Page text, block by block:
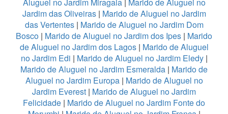
Jardim das Oliveiras| Marido de Aluguel no Jardim
das Vertentes| Marido de Aluguel no Jardim Dom
Bosco | Marido de Aluguel no Jardim dos Ipes | Marido
de Aluguel no Jardim dos Lagos| Marido de Aluguel
no Jardim Edi | Marido de Aluguel no Jardim Eledy|
Marido de Aluguel no Jardim Esmeralda | Marido de
Aluguel no Jardim Europa| Marido de Aluguel no
Jardim Everest | Marido de Aluguel no Jardim
Felicidade | Marido de Aluguel no Jardim Fonte do